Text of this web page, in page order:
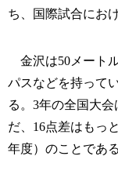
ち、国際試合にお
金沢は50メート
パスなどを持って
る。3年の全国大
だ、16点差はもっ
年度）のことである